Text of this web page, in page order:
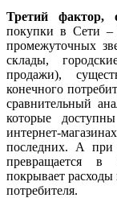
Третий фактор,
покупки в Сети –
промежуточных
склады,
продажи),
конечного
сравнительный
которые
интернет-
последних. А при
превращается в
покрывает расходы
потребителя.